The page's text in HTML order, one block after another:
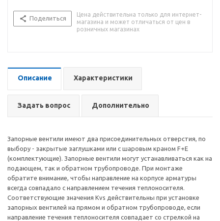
Поделиться
Цена действительна только для интернет-
магазина и может отличаться от цен в
розничных магазинах
Описание Характеристики
Задать вопрос Дополнительно
Запорные вентили имеют два присоединительных отверстия, по
выбору - закрытые заглушками или с шаровым краном F+E
(комплектующие). Запорные вентили могут устанавливаться как на
подающем, так и обратном трубопроводе. При монтаже
обратите внимание, чтобы направление на корпусе арматуры
всегда совпадало с направлением течения теплоносителя.
Соответствующие значения Kvs действительны при установке
запорных вентилей на прямом и обратном трубопроводе, если
направление течения теплоносителя совпадает со стрелкой на